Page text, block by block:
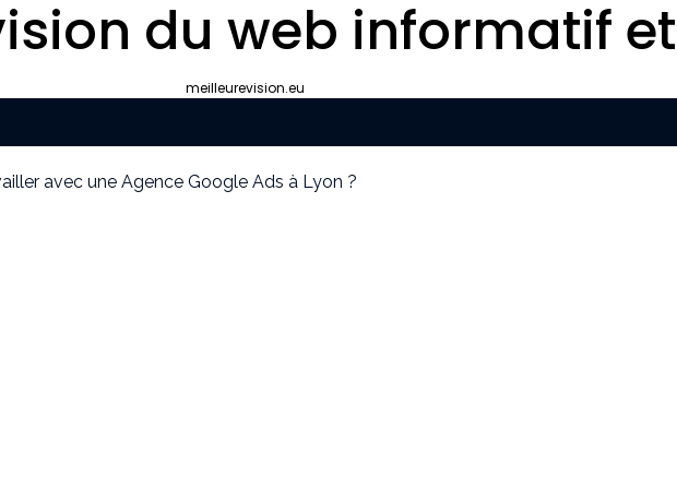
du web informatif
meilleurevision.eu
avec une Agence Google Ads à Lyon ?